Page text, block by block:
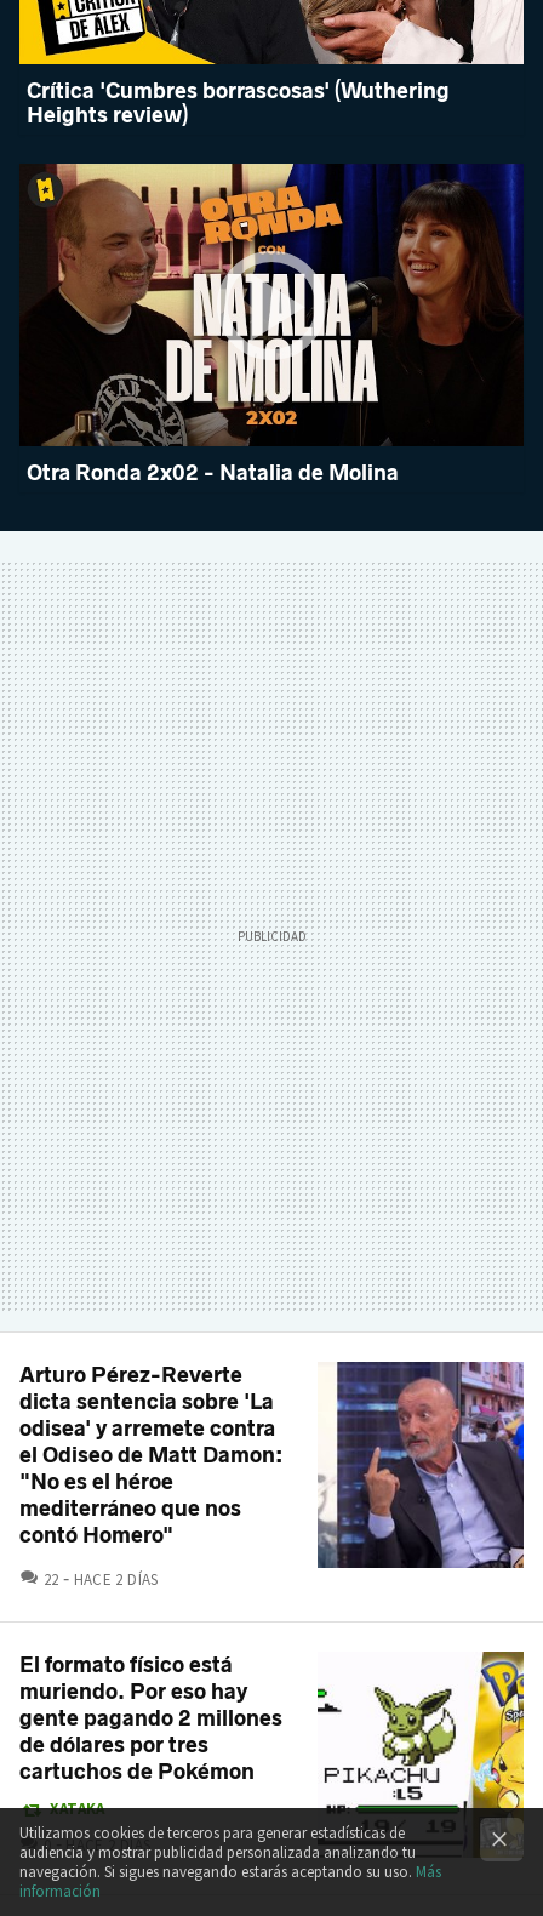
Crítica 'Cumbres borrascosas' (Wuthering
Heights review)
Otra Ronda 2x02 - Natalia de Molina
Arturo Pérez-Reverte
dicta sentencia sobre 'La
odisea' y arremete contra
el Odiseo de Matt Damon:
"No es el héroe
mediterráneo que nos
contó Homero"
22 COMENTARIOS
HACE 2 DÍAS
El formato físico está
muriendo. Por eso hay
gente pagando 2 millones
de dólares por tres
cartuchos de Pokémon
XATAKA
0COMENTARIOS
HACE 2 DÍAS
Utilizamos cookies de terceros para generar estadísticas de
audiencia y mostrar publicidad personalizada analizando tu
navegación. Si sigues navegando estarás aceptando su uso. Más
información